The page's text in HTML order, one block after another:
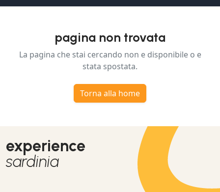
pagina non trovata
La pagina che stai cercando non e disponibile o e
stata spostata.
Torna alla home
experience
sardinia